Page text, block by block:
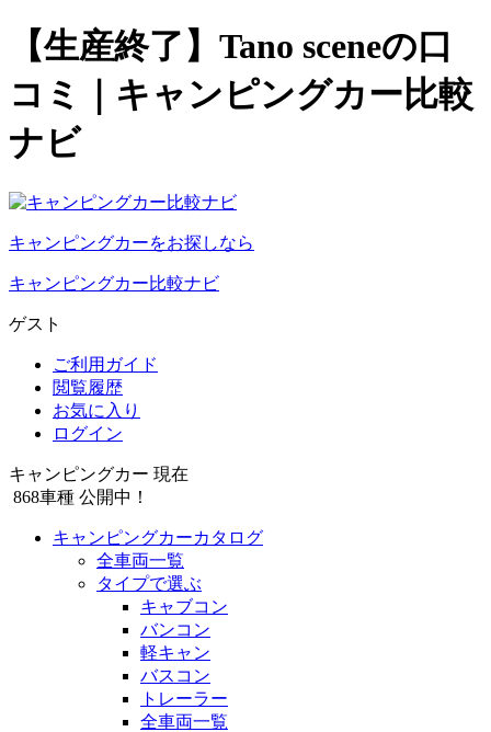
【生産終了】Tano sceneの口
コミ｜キャンピングカー比較
ナビ
キャンピングカーをお探しなら
キャンピングカー比較ナビ
ゲスト
ご利用ガイド
閲覧履歴
お気に入り
ログイン
キャンピングカー 現在
868車種 公開中！
キャンピングカーカタログ
全車両一覧
タイプで選ぶ
キャブコン
バンコン
軽キャン
バスコン
トレーラー
全車両一覧